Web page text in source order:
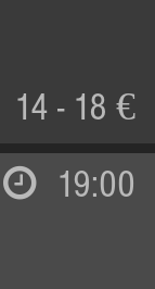
14 - 18 €
19:00